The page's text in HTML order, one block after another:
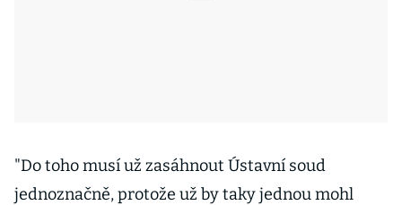
"Do toho musí už zasáhnout Ústavní soud
jednoznačně, protože už by taky jednou mohl